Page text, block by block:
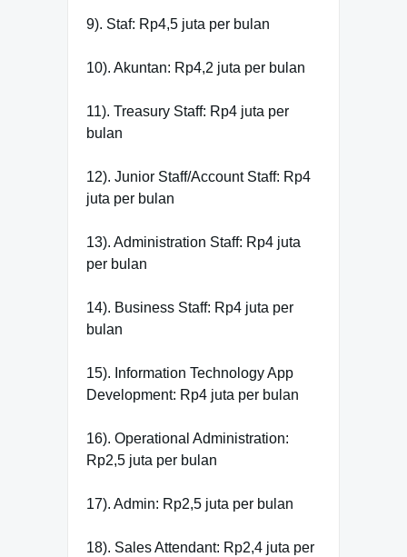
9). Staf: Rp4,5 juta per bulan
10). Akuntan: Rp4,2 juta per bulan
11). Treasury Staff: Rp4 juta per
bulan
12). Junior Staff/Account Staff: Rp4
juta per bulan
13). Administration Staff: Rp4 juta
per bulan
14). Business Staff: Rp4 juta per
bulan
15). Information Technology App
Development: Rp4 juta per bulan
16). Operational Administration:
Rp2,5 juta per bulan
17). Admin: Rp2,5 juta per bulan
18). Sales Attendant: Rp2,4 juta per